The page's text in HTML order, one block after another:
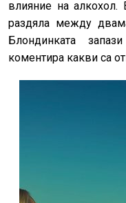
влияние на
раздяла между
Блондинката
коментира какви са